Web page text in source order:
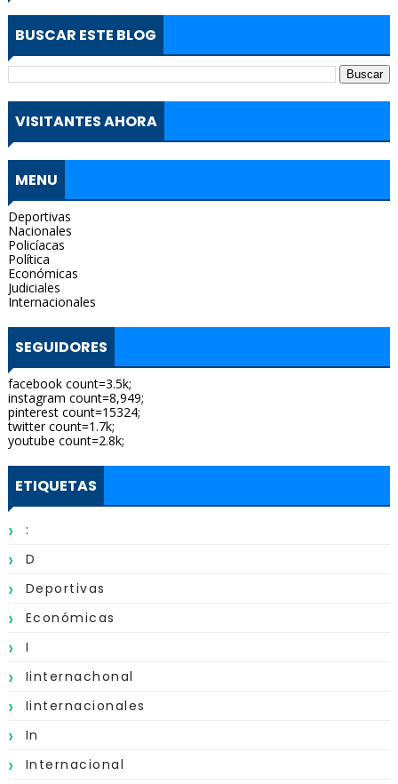
BUSCAR ESTE BLOG
VISITANTES AHORA
MENU
Deportivas
Nacionales
Policíacas
Política
Económicas
Judiciales
Internacionales
SEGUIDORES
facebook count=3.5k;
instagram count=8,949;
pinterest count=15324;
twitter count=1.7k;
youtube count=2.8k;
ETIQUETAS
:
D
Deportivas
Económicas
I
Iinternachonal
Iinternacionales
In
Internacional